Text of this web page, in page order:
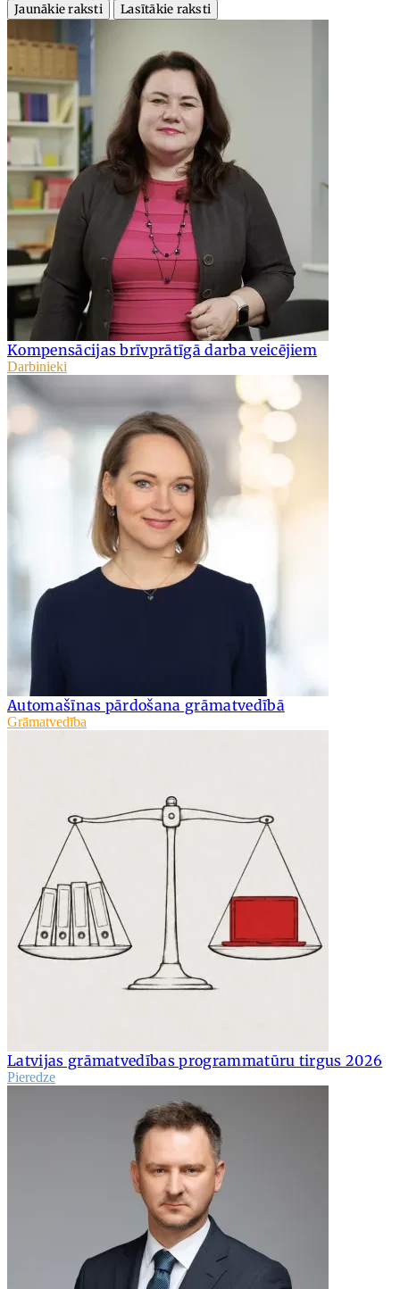
Jaunākie raksti
Lasītākie raksti
Kompensācijas brīvprātīgā darba veicējiem
Darbinieki
Automašīnas pārdošana grāmatvedībā
Grāmatvedība
Latvijas grāmatvedības programmatūru tirgus 2026
Pieredze